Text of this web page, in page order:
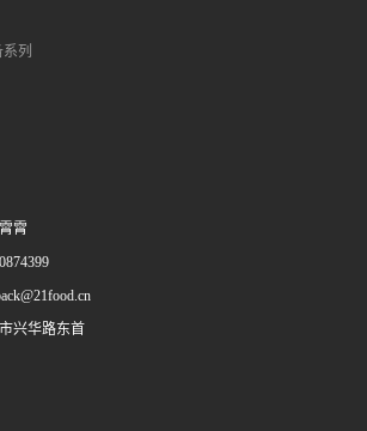
列
霄
兴华路东首